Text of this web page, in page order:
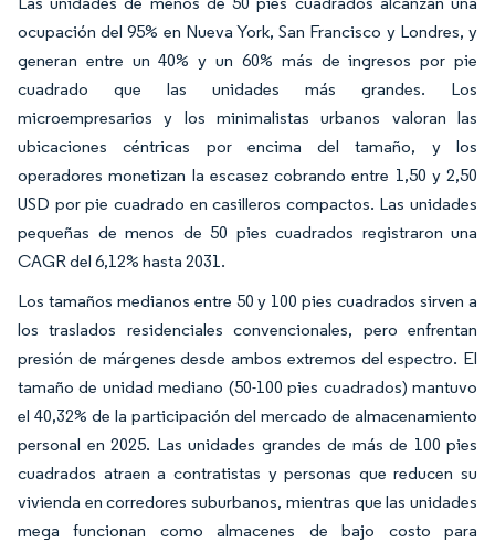
ocupación del 95% en Nueva York, San Francisco y Londres, y
generan entre un 40% y un 60% más de ingresos por pie
cuadrado que las unidades más grandes. Los
microempresarios y los minimalistas urbanos valoran las
ubicaciones céntricas por encima del tamaño, y los
operadores monetizan la escasez cobrando entre 1,50 y 2,50
USD por pie cuadrado en casilleros compactos. Las unidades
pequeñas de menos de 50 pies cuadrados registraron una
CAGR del 6,12% hasta 2031.
Los tamaños medianos entre 50 y 100 pies cuadrados sirven a
los traslados residenciales convencionales, pero enfrentan
presión de márgenes desde ambos extremos del espectro. El
tamaño de unidad mediano (50-100 pies cuadrados) mantuvo
el 40,32% de la participación del mercado de almacenamiento
personal en 2025. Las unidades grandes de más de 100 pies
cuadrados atraen a contratistas y personas que reducen su
vivienda en corredores suburbanos, mientras que las unidades
mega funcionan como almacenes de bajo costo para